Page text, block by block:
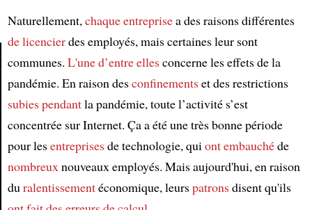
Article
Naturellement,chaque entreprisea des raisons différentes
de licencierdes employés, mais certaines leur sont
communes. L'une d’entre ellesconcerne les effets de la
pandémie. En raison desconfinementset des restrictions
subiespendantla pandémie, toute l’activité s’est
concentrée sur Internet. Ça a été une très bonne période
pour lesentreprisesde technologie, quiont embauchéde
nombreuxnouveaux employés. Mais aujourd'hui, en raison
duralentissementéconomique, leurspatronsdisent qu'ils